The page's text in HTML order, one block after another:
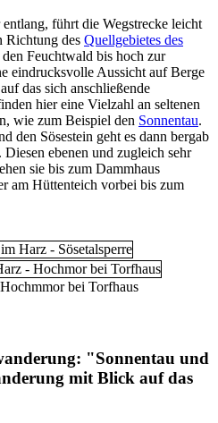
führt die Wegstrecke leicht
Richtung des Quellgebietes des
Feuchtwald bis hoch zur
eindrucksvolle Aussicht auf Berge
das sich anschließende
hier eine Vielzahl an seltenen
wie zum Beispiel den Sonnentau.
den Sösestein geht es dann bergab
. Diesen ebenen und zugleich sehr
sie bis zum Dammhaus
am Hüttenteich vorbei bis zum
bei Torfhaus
"Sonnentau und
mit Blick auf das